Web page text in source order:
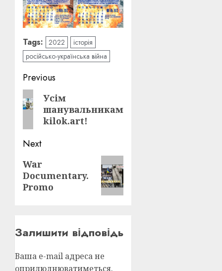
Tags: 2022
історія
російсько-українська війна
Post
navigation
Previous
Previous
post:
Усім
шанувальникам
kilok.art!
Next
Next
post:
War
Documentary.
Promo
Залишити відповідь
Ваша e-mail адреса не
оприлюднюватиметься.